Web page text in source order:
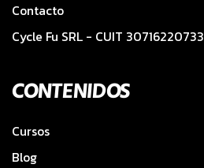
Contacto
Cycle Fu SRL - CUIT 30716220733
CONTENIDOS
Cursos
Blog